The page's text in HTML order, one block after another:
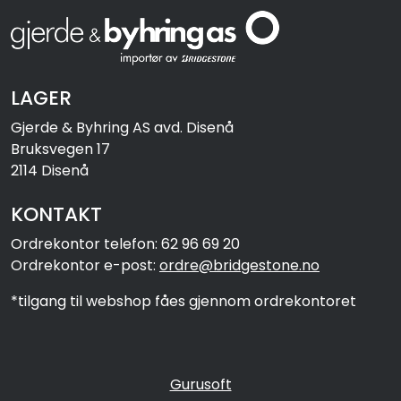
LAGER
Gjerde & Byhring AS avd. Disenå
Bruksvegen 17
2114 Disenå
KONTAKT
Ordrekontor telefon: 62 96 69 20
Ordrekontor e-post: ordre@bridgestone.no
*tilgang til webshop fåes gjennom ordrekontoret
Gurusoft